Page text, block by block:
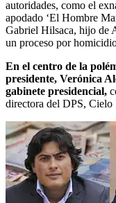
autoridades, como el
apodado ‘El Hombre
Gabriel Hilsaca, hijo de
un proceso por
En el centro de la
presidente, Verónica
gabinete presidencial,
directora del DPS,